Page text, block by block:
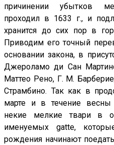
причинении убытков
проходил в 1633 г., и
хранится до сих пор в
Приводим его точный
основании закона, в
Джероламо ди Сан
Маттео Рено, Г. М.
Страмбино. Так как в
марте и в течение весны
некие мелкие твари в
именуемых gatte,
рождения начинают